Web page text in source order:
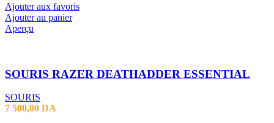
Ajouter aux favoris
Ajouter au panier
Aperçu
SOURIS RAZER DEATHADDER ESSENTIAL
SOURIS
7 500,00 DA